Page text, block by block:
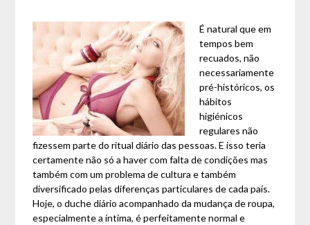
É natural que em
tempos bem
recuados, não
necessariamente
pré-históricos, os
hábitos
higiénicos
regulares não
fizessem parte do ritual diário das pessoas. E isso teria
certamente não só a haver com falta de condições mas
também com um problema de cultura e também
diversificado pelas diferenças particulares de cada país.
Hoje, o duche diário acompanhado da mudança de roupa,
especialmente a íntima, é perfeitamente normal e